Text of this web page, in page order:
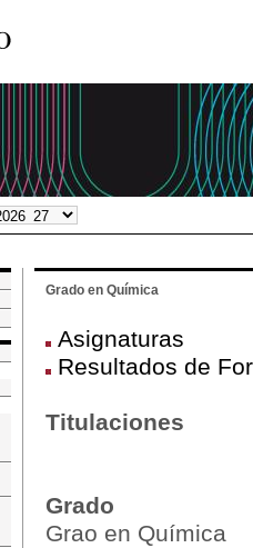
Grado en Química
Asignaturas
Resultados de
Titulaciones
Grado
Grao en Química